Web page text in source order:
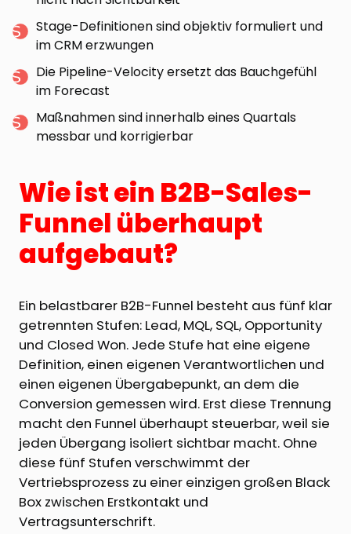
Stage-Definitionen sind objektiv formuliert und
im CRM erzwungen
Die Pipeline-Velocity ersetzt das Bauchgefühl
im Forecast
Maßnahmen sind innerhalb eines Quartals
messbar und korrigierbar
Wie ist ein B2B-Sales-
Funnel überhaupt
aufgebaut?
Ein belastbarer B2B-Funnel besteht aus fünf klar
getrennten Stufen: Lead, MQL, SQL, Opportunity
und Closed Won. Jede Stufe hat eine eigene
Definition, einen eigenen Verantwortlichen und
einen eigenen Übergabepunkt, an dem die
Conversion gemessen wird. Erst diese Trennung
macht den Funnel überhaupt steuerbar, weil sie
jeden Übergang isoliert sichtbar macht. Ohne
diese fünf Stufen verschwimmt der
Vertriebsprozess zu einer einzigen großen Black
Box zwischen Erstkontakt und
Vertragsunterschrift.